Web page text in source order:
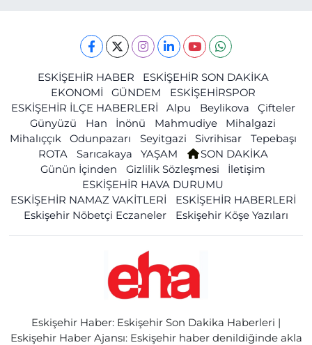
ESKİŞEHİR HABER
ESKİŞEHİR SON DAKİKA
EKONOMİ
GÜNDEM
ESKİŞEHİRSPOR
ESKİŞEHİR İLÇE HABERLERİ
Alpu Beylikova
Çifteler
Günyüzü
Han İnönü Mahmudiye
Mihalgazi
Mihalıççık
Odunpazarı Seyitgazi Sivrihisar
Tepebaşı
ROTA
Sarıcakaya YAŞAM
SON DAKİKA
Günün İçinden
Gizlilik Sözleşmesi
İletişim
ESKİŞEHİR HAVA DURUMU
ESKİŞEHİR NAMAZ VAKİTLERİ
ESKİŞEHİR HABERLERİ
Eskişehir Nöbetçi Eczaneler
Eskişehir Köşe Yazıları
Eskişehir Haber: Eskişehir Son Dakika Haberleri |
Eskişehir Haber Ajansı: Eskişehir haber denildiğinde akla